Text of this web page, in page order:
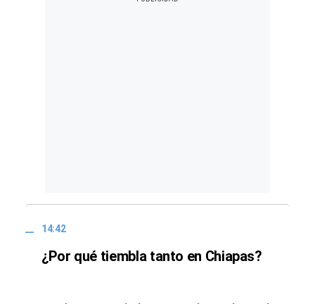
14:42
¿Por qué tiembla tanto en Chiapas?